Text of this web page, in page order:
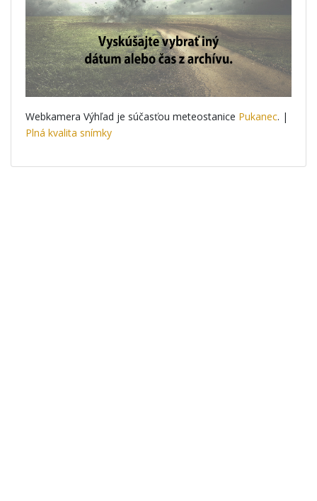
Webkamera Výhľad je súčasťou meteostanice Pukanec. |
Plná kvalita snímky